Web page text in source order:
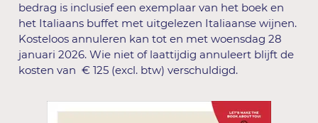
bedrag is inclusief een exemplaar van het boek en
het Italiaans buffet met uitgelezen Italiaanse wijnen.
Kosteloos annuleren kan tot en met woensdag 28
januari 2026. Wie niet of laattijdig annuleert blijft de
kosten van € 125 (excl. btw) verschuldigd.